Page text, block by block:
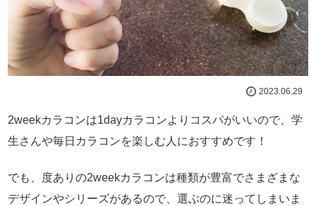
2023.06.29
2weekカラコンは1dayカラコンよりコスパがいいので、学
生さんや毎日カラコンを楽しむ人におすすめです！
でも、度ありの2weekカラコンは種類が豊富でさまざまな
デザインやシリーズがあるので、選ぶのに迷ってしまいま